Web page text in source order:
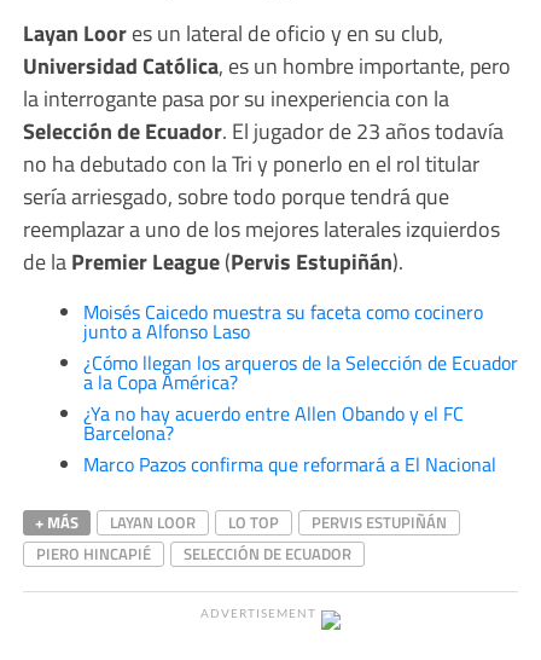
Layan Loores un lateral de oficio y en su club,
Universidad Católica, es un hombre importante, pero
la interrogante pasa por su inexperiencia con la
Selección de Ecuador. El jugador de 23 años todavía
no ha debutado con la Tri y ponerlo en el rol titular
sería arriesgado, sobre todo porque tendrá que
reemplazar a uno de los mejores laterales izquierdos
de laPremier League(Pervis Estupiñán).
Moisés Caicedo muestra su faceta como cocinero
junto a Alfonso Laso
¿Cómo llegan los arqueros de la Selección de Ecuador
a la Copa América?
¿Ya no hay acuerdo entre Allen Obando y el FC
Barcelona?
Marco Pazos confirma que reformará a El Nacional
+ MÁS LAYAN LOOR LO TOP
PERVIS ESTUPIÑÁN
PIERO HINCAPIÉ
SELECCIÓN DE ECUADOR
ADVERTISEMENT